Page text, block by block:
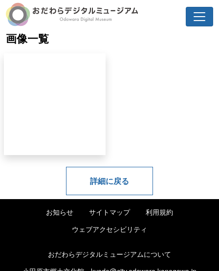
画像一覧
詳細に戻る
お知らせ サイトマップ
利用規約
ウェブアクセシビリティ
おだわらデジタルミュージアムについて